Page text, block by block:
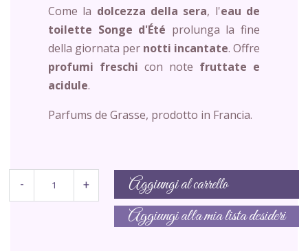
Come la dolcezza della sera, l'eau de
toilette Songe d'Été prolunga la fine
della giornata per notti incantate. Offre
profumi freschi con note fruttate e
acidule.
Parfums de Grasse, prodotto in Francia.
- + Aggiungi al carrello
Aggiungi alla mia lista desideri